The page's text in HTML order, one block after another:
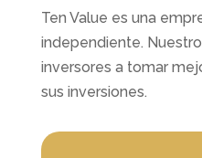
Ten Value es una
independiente.
inversores a tomar
sus inversiones.